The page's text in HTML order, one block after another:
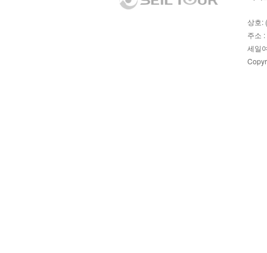
상호:
주소
세일